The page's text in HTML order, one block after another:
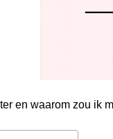
en waarom zou ik